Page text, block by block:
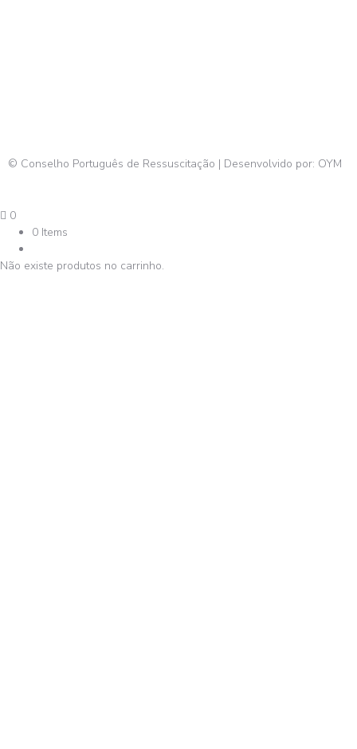
© Conselho Português de Ressuscitação | Desenvolvido por: OYM
0
0 Items
Não existe produtos no carrinho.